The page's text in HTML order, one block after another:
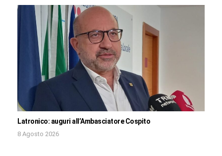
Latronico: auguri all’Ambasciatore Cospito
8 Agosto 2026